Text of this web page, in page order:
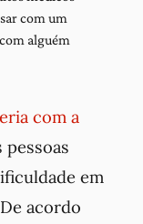
com um
alguém
com a
pessoas
em
acordo